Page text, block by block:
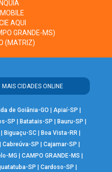
AQUI
GRANDE-MS)
(MATRIZ)
MAIS CIDADES ONLINE
de Goiânia-GO Apiaí-SP
SP Batatais-SP Bauru-SP
Biguaçu-SC Boa Vista-RR
Cabreúva-SP Cajamar-SP
MG |CAMPO GRANDE-MS
SP Cardoso-SP